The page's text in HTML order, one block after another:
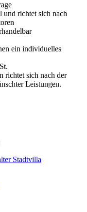
richtet sich nach
ein individuelles
richtet sich nach der
Leistungen.
Stadtvilla